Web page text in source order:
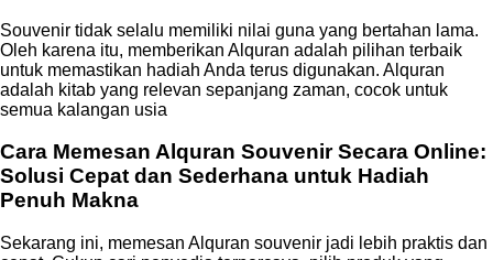
Souvenir tidak selalu memiliki nilai guna yang bertahan lama.
Oleh karena itu, memberikan Alquran adalah pilihan terbaik
untuk memastikan hadiah Anda terus digunakan. Alquran
adalah kitab yang relevan sepanjang zaman, cocok untuk
semua kalangan usia
Cara Memesan Alquran Souvenir Secara Online:
Solusi Cepat dan Sederhana untuk Hadiah
Penuh Makna
Sekarang ini, memesan Alquran souvenir jadi lebih praktis dan